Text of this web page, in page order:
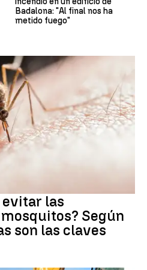
Badalona: "Al final nos ha
metido fuego"
evitar las
Según
son las claves